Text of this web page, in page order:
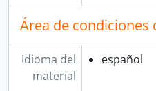
Área de condiciones
Idioma del
material
español